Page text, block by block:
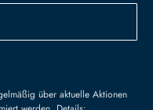
über aktuelle Aktionen